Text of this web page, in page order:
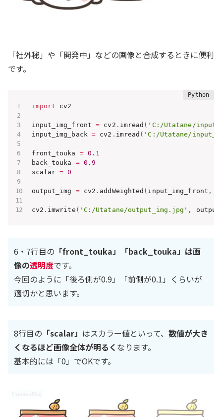
「社外秘」や「開発中」などの画像と合成するときに便利
です。
import cv2
input_img_front = cv2 . imread ( 'C:/Utatane/
input_img_back = cv2 . imread ( 'C:/Utatane/
front_touka = 0.1
back_touka = 0.9
scalar = 0
output_img = cv2 . addWeighted ( input_img_front ,
cv2 . imwrite ( 'C:/Utatane/output_img.jpg' ,
6・7行目の 「front_touka」「back_touka」は画
像の透明度です。
今回のように「後ろ側が0.9」「前側が0.1」くらいが
適切かと思います。
8行目の 「scalar」 はスカラー値といって、 数値が大き
くなるほど画像全体が明るく なります。
基本的には「0」でOKです。